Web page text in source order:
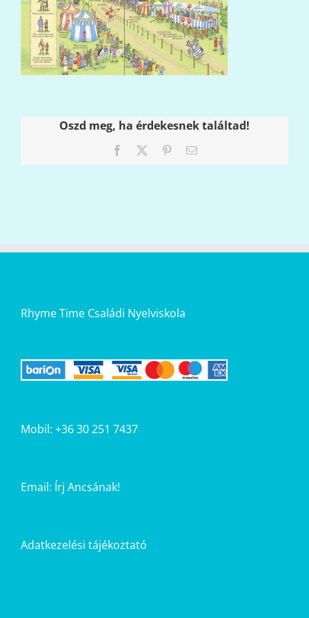
Oszd meg, ha érdekesnek találtad!
Facebook PinterestEmail:
Rhyme Time Családi Nyelviskola
Mobil: +36 30 251 7437
Email: Írj Ancsának!
Adatkezelési tájékoztató